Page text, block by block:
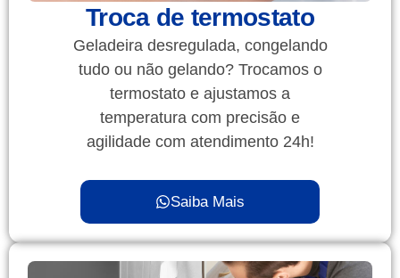
Troca de termostato
Geladeira desregulada, congelando
tudo ou não gelando? Trocamos o
termostato e ajustamos a
temperatura com precisão e
agilidade com atendimento 24h!
Saiba Mais